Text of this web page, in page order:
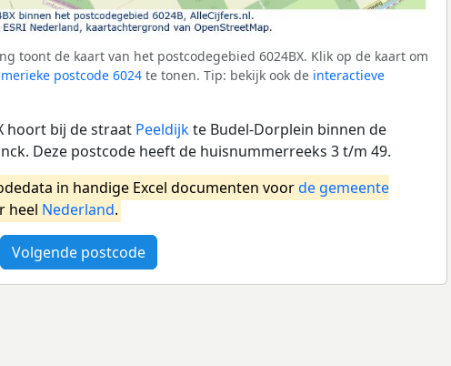
toont de kaart van het postcodegebied 6024BX. Klik op de kaart om
postcode 6024 te tonen. Tip: bekijk ook de interactieve
hoort bij de straat Peeldijkte Budel-Dorplein binnen de
Deze postcode heeft de huisnummerreeks 3 t/m 49.
in handige Excel documenten voorde gemeente
heel Nederland.
Volgende postcode